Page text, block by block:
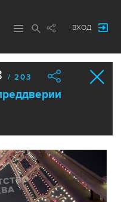
ВХОД
/ 203